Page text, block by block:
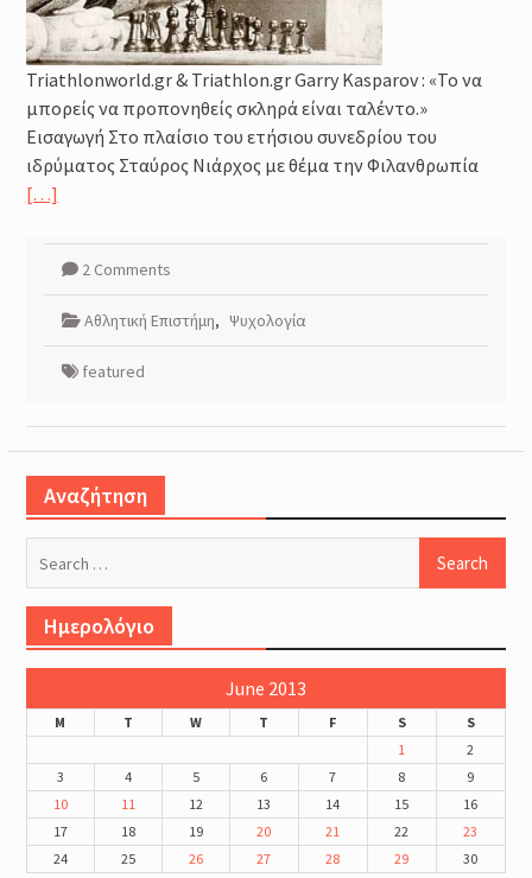
Περιοδικότητα
Προπόνηση Δύναμης για αθλητές
Τριάθλου
Triathlonworld.gr & Triathlon.gr Garry Kasparov : «Το να
μπορείς να προπονηθείς σκληρά είναι ταλέντο.»
Εισαγωγή Στο πλαίσιο του ετήσιου συνεδρίου του
ιδρύματος Σταύρος Νιάρχος με θέμα την Φιλανθρωπία
[…]
2 Comments
Αθλητική Επιστήμη, Ψυχολογία
featured
Αναζήτηση
Ημερολόγιο
June 2013
M T W T F S
S
1
2
3
4 5 6 7 8
9
10
11 12 13 14 15
16
17
18 19 20 21 22
23
24
25 26 27 28 29 30